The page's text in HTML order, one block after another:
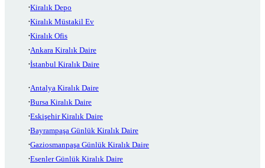
Kiralık Depo
Kiralık Müstakil Ev
Kiralık Ofis
Ankara Kiralık Daire
İstanbul Kiralık Daire
Antalya Kiralık Daire
Bursa Kiralık Daire
Eskişehir Kiralık Daire
Bayrampaşa Günlük Kiralık Daire
Gaziosmanpaşa Günlük Kiralık Daire
Esenler Günlük Kiralık Daire